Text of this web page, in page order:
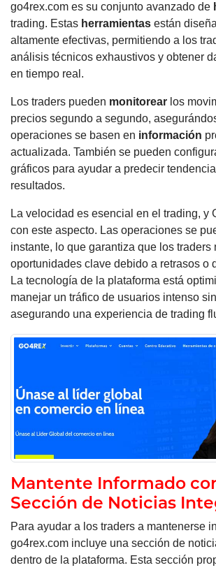
go4rex.com es su conjunto avanzado de
trading. Estas herramientas están
altamente efectivas, permitiendo a los
análisis técnicos exhaustivos y obtener
en tiempo real.
Los traders pueden monitorear los
precios segundo a segundo,
operaciones se basen en información
actualizada. También se pueden
gráficos para ayudar a predecir
resultados.
La velocidad es esencial en el trading, y
con este aspecto. Las operaciones se
instante, lo que garantiza que los traders
oportunidades clave debido a retrasos o
La tecnología de la plataforma está
manejar un tráfico de usuarios intenso
asegurando una experiencia de trading
Mantente Informado
Sección de Noticias
Para ayudar a los traders a mantenerse
go4rex.com incluye una sección de
dentro de la plataforma. Esta sección